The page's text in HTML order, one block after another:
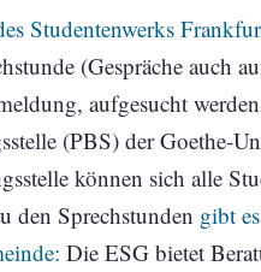
Studentenwerks
(Gespräche auch
aufgesucht
(PBS) der Goethe-
können sich alle
den Sprechstunden gibt
Die ESG bietet